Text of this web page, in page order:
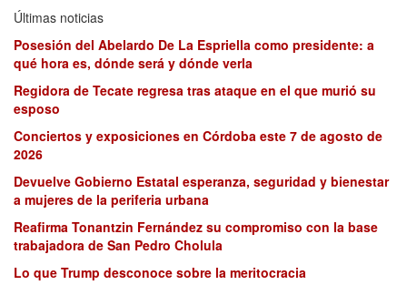
Últimas noticias
Posesión del Abelardo De La Espriella como presidente: a
qué hora es, dónde será y dónde verla
Regidora de Tecate regresa tras ataque en el que murió su
esposo
Conciertos y exposiciones en Córdoba este 7 de agosto de
2026
Devuelve Gobierno Estatal esperanza, seguridad y bienestar
a mujeres de la periferia urbana
Reafirma Tonantzin Fernández su compromiso con la base
trabajadora de San Pedro Cholula
Lo que Trump desconoce sobre la meritocracia